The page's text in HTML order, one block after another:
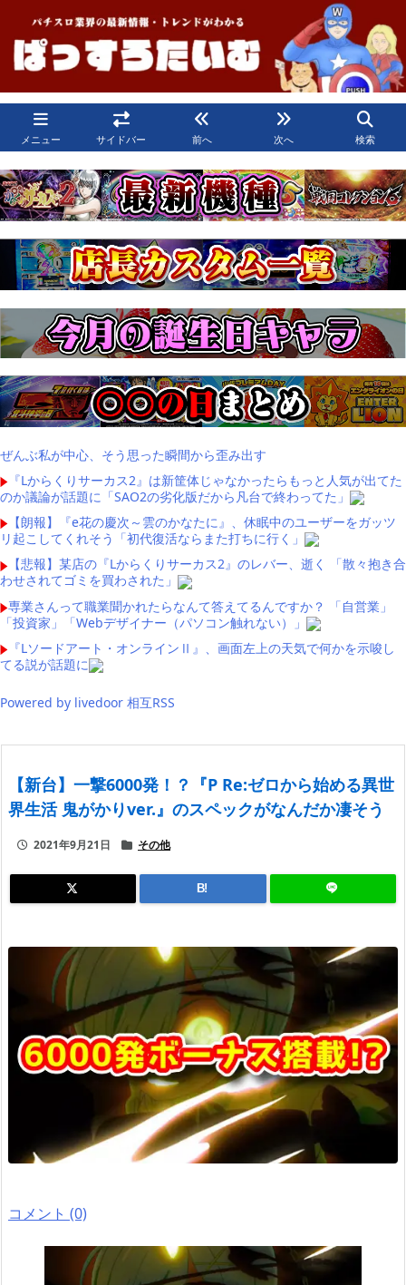
メニュー サイドバー 前へ 次へ 検索
ぜんぶ私が中心、そう思った瞬間から歪み出す
『Lからくりサーカス2』は新筐体じゃなかったらもっと人気が出てた
のか議論が話題に「SAO2の劣化版だから凡台で終わってた」
【朗報】『e花の慶次～雲のかなたに』、休眠中のユーザーをガッツ
リ起こしてくれそう「初代復活ならまた打ちに行く」
【悲報】某店の『Lからくりサーカス2』のレバー、逝く 「散々抱き合
わせされてゴミを買わされた」
専業さんって職業聞かれたらなんて答えてるんですか？ 「自営業」
「投資家」「Webデザイナー（パソコン触れない）」
『Lソードアート・オンラインⅡ』、画面左上の天気で何かを示唆し
てる説が話題に
Powered by livedoor 相互RSS
【新台】一撃6000発！？『P Re:ゼロから始める異世
界生活 鬼がかりver.』のスペックがなんだか凄そう
2021年9月21日 その他
B!
コメント (0)